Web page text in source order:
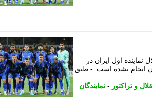
اول ایران در
انجام نشده است. - طبق
و تراکتور - نمایندگان